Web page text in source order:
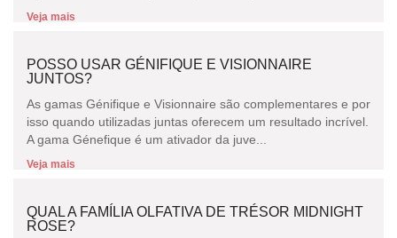
Veja mais
POSSO USAR GÉNIFIQUE E VISIONNAIRE
JUNTOS?
As gamas Génifique e Visionnaire são complementares e por
isso quando utilizadas juntas oferecem um resultado incrível.
A gama Génefique é um ativador da juve...
Veja mais
QUAL A FAMÍLIA OLFATIVA DE TRÉSOR MIDNIGHT
ROSE?